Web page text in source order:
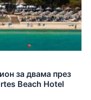
за двама през
Beach Hotel